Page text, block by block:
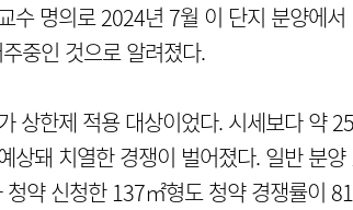
수 명의로 2024년 7월 이 단지 분양에
중인 것으로 알려졌다.
상한제 적용 대상이었다. 시세보다 약
상돼 치열한 경쟁이 벌어졌다. 일반 분양
약 신청한 137㎡형도 청약 경쟁률이